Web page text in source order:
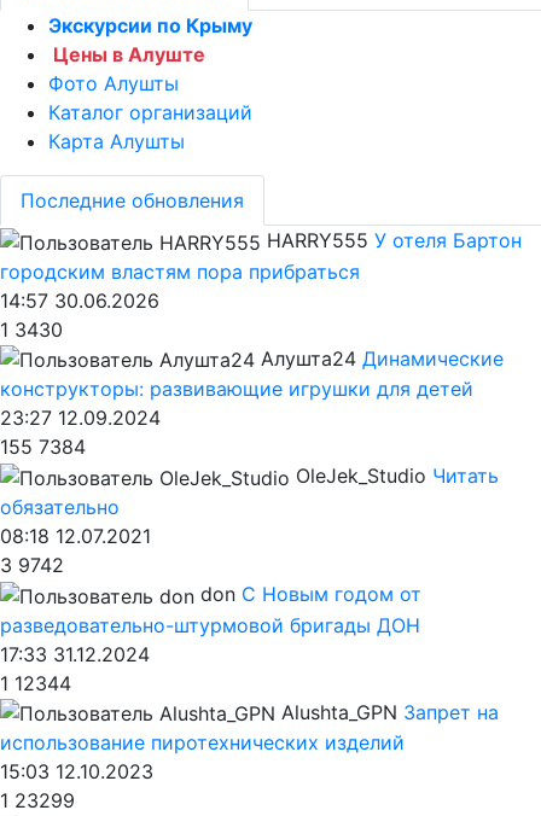
Экскурсии по Крыму
Цены в Алуште
Фото Алушты
Каталог организаций
Карта Алушты
Последние обновления
HARRY555 У отеля Бартон
городским властям пора прибраться
14:57 30.06.2026
1 3430
Алушта24 Динамические
конструкторы: развивающие игрушки для детей
23:27 12.09.2024
155 7384
OleJek_Studio Читать
обязательно
08:18 12.07.2021
3 9742
don С Новым годом от
разведовательно-штурмовой бригады ДОН
17:33 31.12.2024
1 12344
Alushta_GPN Запрет на
использование пиротехнических изделий
15:03 12.10.2023
1 23299